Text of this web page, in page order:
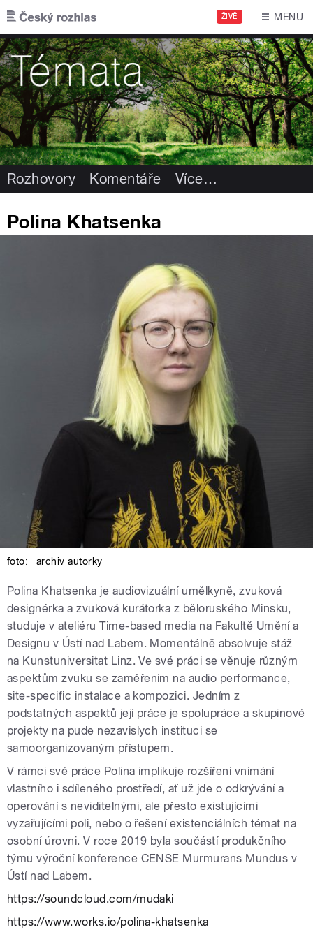
Přejít k hlavnímu obsahu
ŽIVĚ MENU
Rozhovory Komentáře Více…
Polina Khatsenka
foto: archiv autorky
Polina Khatsenka je audiovizuální umělkyně, zvuková
designérka a zvuková kurátorka z běloruského Minsku,
studuje v ateliéru Time-based media na Fakultě Umění a
Designu v Ústí nad Labem. Momentálně absolvuje stáž
na Kunstuniversitat Linz. Ve své práci se věnuje různým
aspektům zvuku se zaměřením na audio performance,
site-specific instalace a kompozici. Jedním z
podstatných aspektů její práce je spolupráce a skupinové
projekty na pude nezavislych instituci se
samoorganizovaným přístupem.
V rámci své práce Polina implikuje rozšíření vnímání
vlastního i sdíleného prostředí, ať už jde o odkrývání a
operování s neviditelnými, ale přesto existujícími
vyzařujícími poli, nebo o řešení existenciálních témat na
osobní úrovni. V roce 2019 byla součástí produkčního
týmu výroční konference CENSE Murmurans Mundus v
Ústí nad Labem.
https://soundcloud.com/mudaki
https://www.works.io/polina-khatsenka